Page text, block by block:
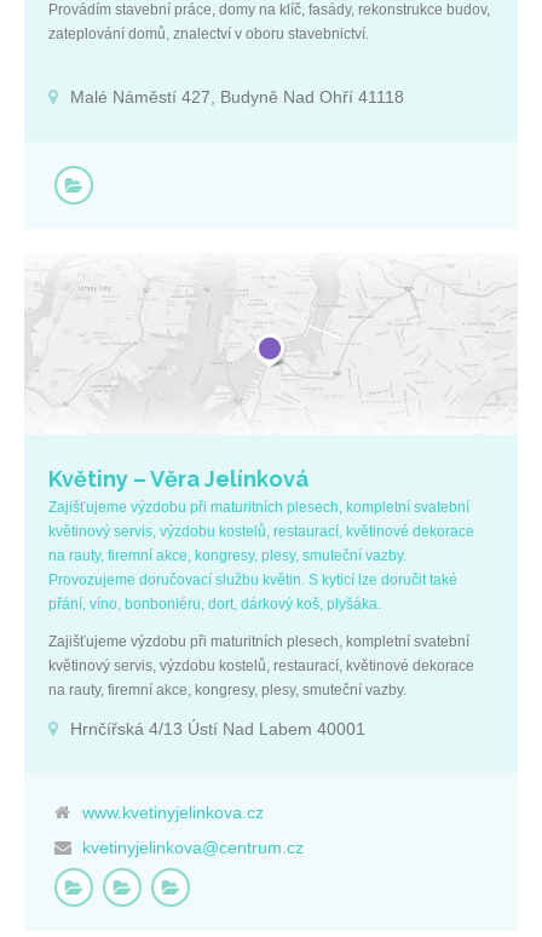
Provádím stavební práce, domy na klíč, fasády, rekonstrukce budov,
zateplování domů, znalectví v oboru stavebnictví.
Malé Náměstí 427, Budyně Nad Ohří 41118
Květiny – Věra Jelínková
Zajišťujeme výzdobu při maturitních plesech, kompletní svatební
květinový servis, výzdobu kostelů, restaurací, květinové dekorace
na rauty, firemní akce, kongresy, plesy, smuteční vazby.
Provozujeme doručovací službu květin. S kyticí lze doručit také
přání, víno, bonboniéru, dort, dárkový koš, plyšáka.
Zajišťujeme výzdobu při maturitních plesech, kompletní svatební
květinový servis, výzdobu kostelů, restaurací, květinové dekorace
na rauty, firemní akce, kongresy, plesy, smuteční vazby.
přání, víno, bonboniéru, dort, dárkový koš, plyšáka.
Hrnčířská 4/13 Ústí Nad Labem 40001
www.kvetinyjelinkova.cz
kvetinyjelinkova@centrum.cz